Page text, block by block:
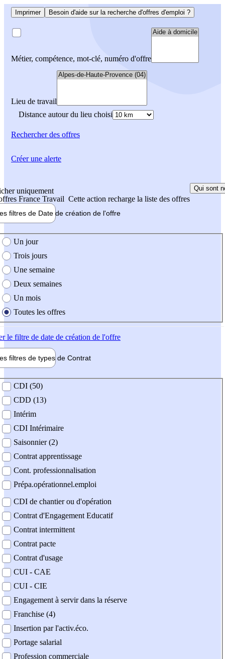
Imprimer Besoin d'aide sur la recherche d'offres d'emploi ?
Métier, compétence, mot-clé, numéro d'offre
Lieu de travail
Distance autour du lieu choisi
Rechercherdes offres
uniquement
France Travail Cette action recharge la liste des offres
Qui sont
filtres de Date de création de l'offre
création de l'offre
Un jour
Trois jours
Une semaine
Deux semaines
Un mois
Toutes les offres
le filtre de date de création de l'offre
filtres de types de Contrat
contrat
CDI (50)
CDD (13)
Intérim
CDI Intérimaire
Saisonnier (2)
Contrat apprentissage
Cont. professionnalisation
Prépa.opérationnel.emploi
CDI de chantier ou d'opération
Contrat d'Engagement Educatif
Contrat intermittent
Contrat pacte
Contrat d'usage
CUI - CAE
CUI - CIE
Engagement à servir dans la réserve
Franchise (4)
Insertion par l'activ.éco.
Portage salarial
Profession commerciale
Créer une alerte